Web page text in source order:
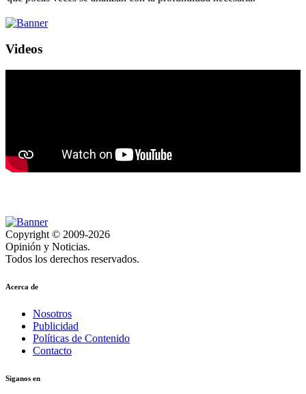
Videos
Copyright © 2009-2026
Opinión y Noticias.
Todos los derechos reservados.
Acerca de
Nosotros
Publicidad
Políticas de Contenido
Contacto
Siganos en